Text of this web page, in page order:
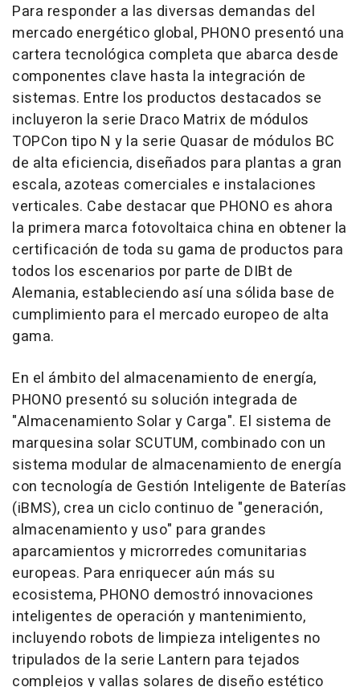
Para responder a las diversas demandas del
mercado energético global, PHONO presentó una
cartera tecnológica completa que abarca desde
componentes clave hasta la integración de
sistemas. Entre los productos destacados se
incluyeron la serie Draco Matrix de módulos
TOPCon tipo N y la serie Quasar de módulos BC
de alta eficiencia, diseñados para plantas a gran
escala, azoteas comerciales e instalaciones
verticales. Cabe destacar que PHONO es ahora
la primera marca fotovoltaica china en obtener la
certificación de toda su gama de productos para
todos los escenarios por parte de DIBt de
Alemania, estableciendo así una sólida base de
cumplimiento para el mercado europeo de alta
gama.
En el ámbito del almacenamiento de energía,
PHONO presentó su solución integrada de
"Almacenamiento Solar y Carga". El sistema de
marquesina solar SCUTUM, combinado con un
sistema modular de almacenamiento de energía
con tecnología de Gestión Inteligente de Baterías
(iBMS), crea un ciclo continuo de "generación,
almacenamiento y uso" para grandes
aparcamientos y microrredes comunitarias
europeas. Para enriquecer aún más su
ecosistema, PHONO demostró innovaciones
inteligentes de operación y mantenimiento,
incluyendo robots de limpieza inteligentes no
tripulados de la serie Lantern para tejados
complejos y vallas solares de diseño estético